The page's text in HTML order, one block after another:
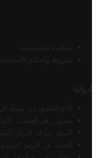
سياسة الخصوصية
شروط وأحكام
أدواتنا
أداة التحقق من صحة
محول رقم الحساب
أسعار صرف الدينار
البحث عن الرمز